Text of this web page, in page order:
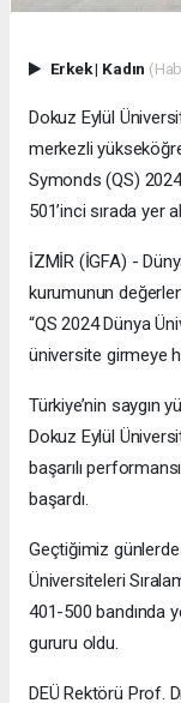
Erkek| Kadın
Dokuz Eylül
merkezli
Symonds (QS)
501’inci sırada yer
İZMİR (İGFA) -
kurumunun
“QS 2024 Dünya
üniversite girmeye
Türkiye’nin saygın
Dokuz Eylül
başarılı
başardı.
Geçtiğimiz
Üniversiteleri
401-500 bandında
gururu oldu.
DEÜ Rektörü Prof.